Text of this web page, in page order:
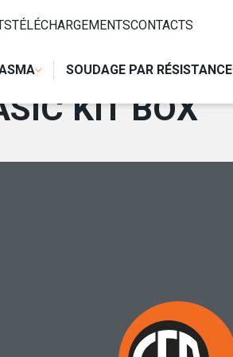
SOUDAGE PAR RÉSISTANCE
TÉLÉCHARGEMENTSCONTACTS
KIT BOX